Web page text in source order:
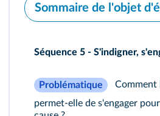
Sommaire de l'objet
Séquence 5 - S'indigner,
Problématique
Comment
permet-elle de s'engager